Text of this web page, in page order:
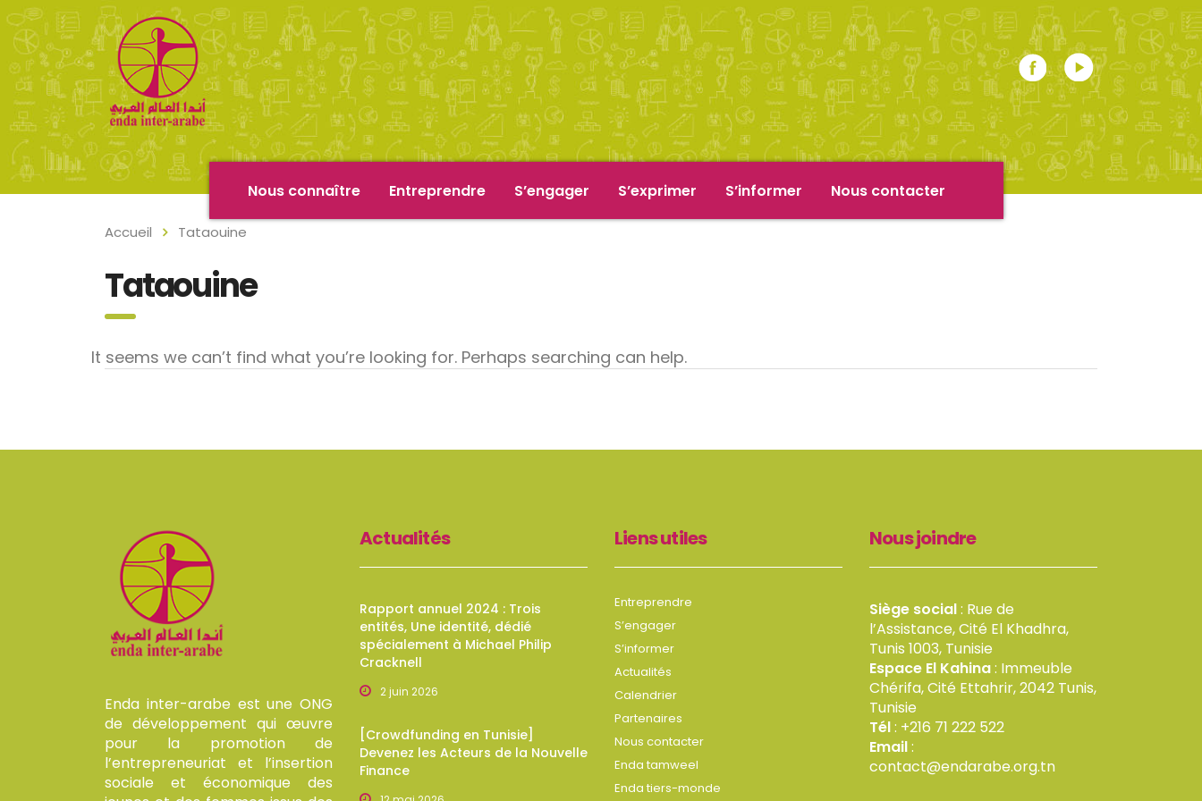
Nous connaître Entreprendre S’engager S’exprimer S’informer Nous contacter
Accueil Tataouine
Tataouine
It seems we can’t find what you’re looking for. Perhaps searching can help.
Enda inter-arabe est une ONG
de développement qui œuvre
pour la promotion de
l’entrepreneuriat et l’insertion
sociale et économique des
Actualités
Rapport annuel 2024 : Trois
entités, Une identité, dédié
spécialement à Michael Philip
Cracknell
2 juin 2026
[Crowdfunding en Tunisie]
Devenez les Acteurs de la Nouvelle
Finance
Liens utiles
Entreprendre
S’engager
S’informer
Actualités
Calendrier
Partenaires
Nous contacter
Enda tamweel
Enda tiers-monde
Nous joindre
Siège social: Rue de
l’Assistance, Cité El Khadhra,
Tunis 1003, Tunisie
Espace El Kahina: Immeuble
Chérifa, Cité Ettahrir, 2042 Tunis,
Tunisie
Tél: +216 71 222 522
Email:
contact@endarabe.org.tn